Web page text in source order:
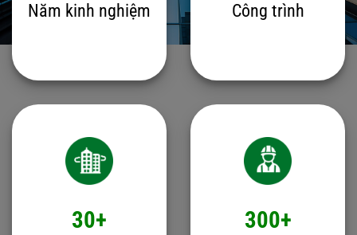
Năm kinh nghiệm Công trình
30+ 300+